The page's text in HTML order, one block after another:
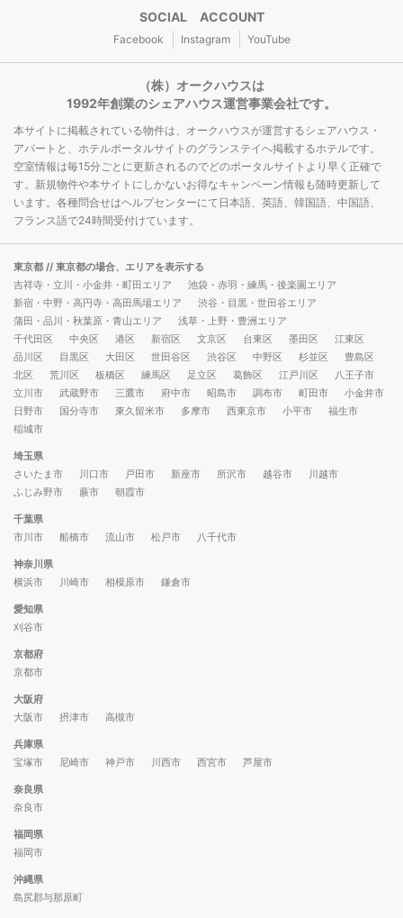
SOCIAL ACCOUNT
Facebook Instagram YouTube
（株）オークハウスは
1992年創業のシェアハウス運営事業会社です。
本サイトに掲載されている物件は、オークハウスが運営するシェアハウス・
アパートと、ホテルポータルサイトのグランステイへ掲載するホテルです。
空室情報は毎15分ごとに更新されるのでどのポータルサイトより早く正確で
す。新規物件や本サイトにしかないお得なキャンペーン情報も随時更新して
います。各種問合せはヘルプセンターにて日本語、英語、韓国語、中国語、
フランス語で24時間受付けています。
東京都 // 東京都の場合、エリアを表示する
吉祥寺・立川・小金井・町田エリア
池袋・赤羽・練馬・後楽園エリア
新宿・中野・高円寺・高田馬場エリア
渋谷・目黒・世田谷エリア
蒲田・品川・秋葉原・青山エリア
浅草・上野・豊洲エリア
千代田区
中央区 港区 新宿区 文京区 台東区 墨田区
江東区
品川区
目黒区 大田区 世田谷区 渋谷区 中野区 杉並区
豊島区
北区
荒川区 板橋区 練馬区 足立区 葛飾区 江戸川区
八王子市
立川市
武蔵野市 三鷹市 府中市 昭島市 調布市 町田市
小金井市
日野市
国分寺市 東久留米市 多摩市 西東京市 小平市
福生市
稲城市
埼玉県
さいたま市
川口市 戸田市 新座市 所沢市 越谷市
川越市
ふじみ野市
蕨市 朝霞市
千葉県
市川市
船橋市 流山市 松戸市 八千代市
神奈川県
横浜市
川崎市 相模原市 鎌倉市
愛知県
刈谷市
京都府
京都市
大阪府
大阪市
摂津市 高槻市
兵庫県
宝塚市
尼崎市 神戸市 川西市 西宮市 芦屋市
奈良県
奈良市
福岡県
福岡市
沖縄県
島尻郡与那原町